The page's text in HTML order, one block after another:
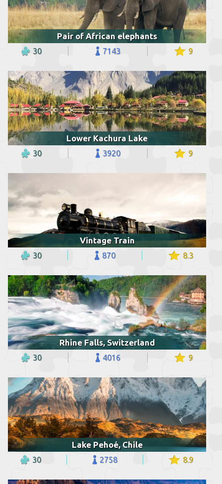
Pair of African elephants
30 7143 9
Lower Kachura Lake
30 3920 9
Vintage Train
30 870 8.3
Rhine Falls, Switzerland
30 4016 9
Lake Pehoé, Chile
30 2758 8.9